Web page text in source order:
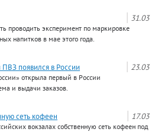
31.03
проводить эксперимент по маркировке
напитков в мае этого года.
23.03
появился в России
открыла первый в России
и выдачи заказов.
17.03
сеть кофеен
вокзалах собственную сеть кофеен под